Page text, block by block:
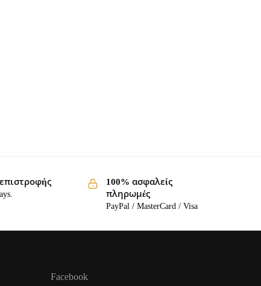
100% ασφαλείς
πληρωμές
PayPal / MasterCard / Visa
Facebook